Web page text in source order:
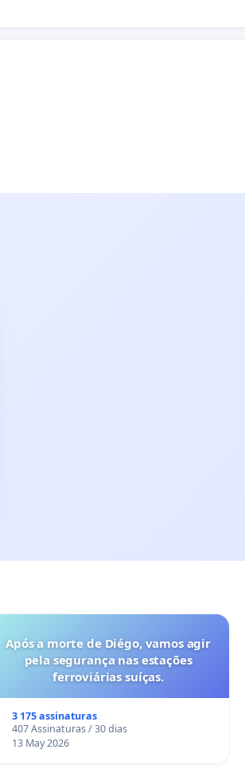
Após a morte de Diégo, vamos agir
pela segurança nas estações
ferroviárias suíças.
3 175 assinaturas
407 Assinaturas / 30 dias
13 May 2026